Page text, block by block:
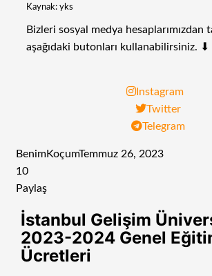
Kaynak: yks
Bizleri sosyal medya hesaplarımızdan
aşağıdaki butonları kullanabilirsiniz. ⬇
Instagram
Twitter
Telegram
BenimKoçumTemmuz 26, 2023
10
Paylaş
Posta
ile
paylaş
İstanbul Gelişim
2023-2024 Genel
Ücretleri